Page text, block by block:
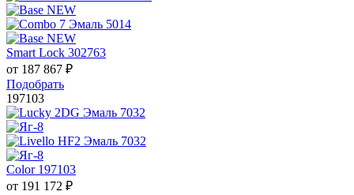
Smart Lock 302763
от 187 867 ₽
Подобрать
197103
Color 197103
от 191 172 ₽